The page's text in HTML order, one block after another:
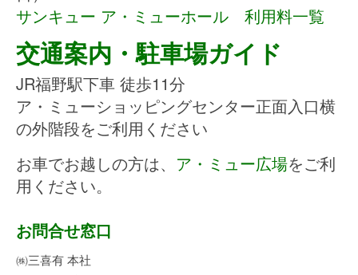
サンキュー ア・ミューホール 利用料一覧
交通案内・駐車場ガイド
JR福野駅下車 徒歩11分
ア・ミューショッピングセンター正面入口横
の外階段をご利用ください
お車でお越しの方は、 ア・ミュー広場をご利
用ください。
お問合せ窓口
㈱三喜有 本社